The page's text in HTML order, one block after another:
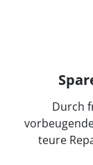
Durch
teure